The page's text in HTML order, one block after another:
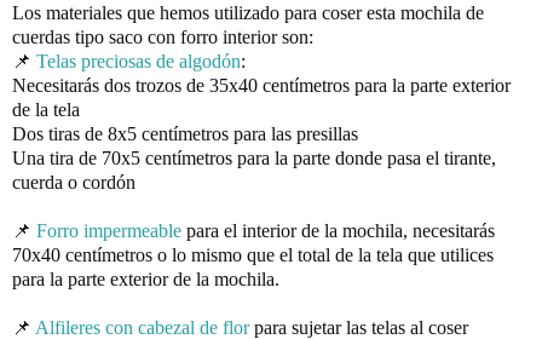
Los materiales que hemos utilizado para coser esta mochila de
cuerdas tipo saco con forro interior son:
📌 Telas preciosas de algodón:
Necesitarás dos trozos de 35x40 centímetros para la parte exterior
de la tela
Dos tiras de 8x5 centímetros para las presillas
Una tira de 70x5 centímetros para la parte donde pasa el tirante,
cuerda o cordón
📌 Forro impermeable para el interior de la mochila, necesitarás
70x40 centímetros o lo mismo que el total de la tela que utilices
para la parte exterior de la mochila.
📌 Alfileres con cabezal de flor para sujetar las telas al coser